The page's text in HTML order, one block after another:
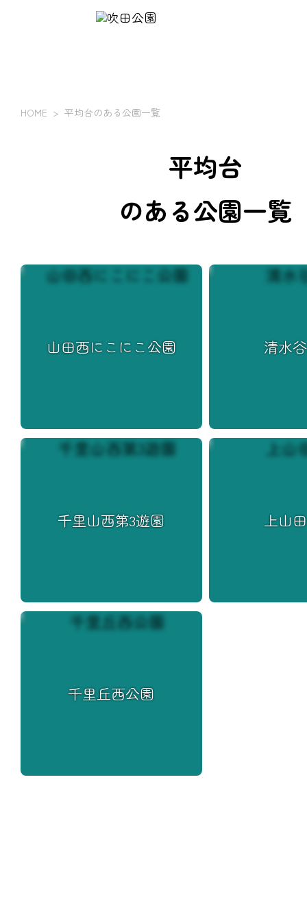
HOME 平均台のある公園一覧
平均台
のある公園一覧
山田西にこにこ公園 清水
千里山西第3遊園 上山
千里丘西公園